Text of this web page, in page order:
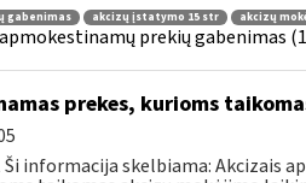
gabenimas akcizų įstatymo 15 str akcizų
prekių gabenimas
prekes, kurioms
informacija skelbiama: Akcizais